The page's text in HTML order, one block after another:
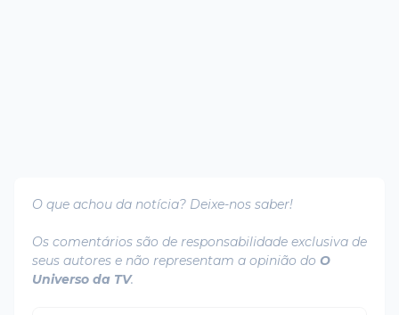
O que achou da notícia? Deixe-nos saber!
Os comentários são de responsabilidade exclusiva de
seus autores e não representam a opinião do O
Universo da TV.